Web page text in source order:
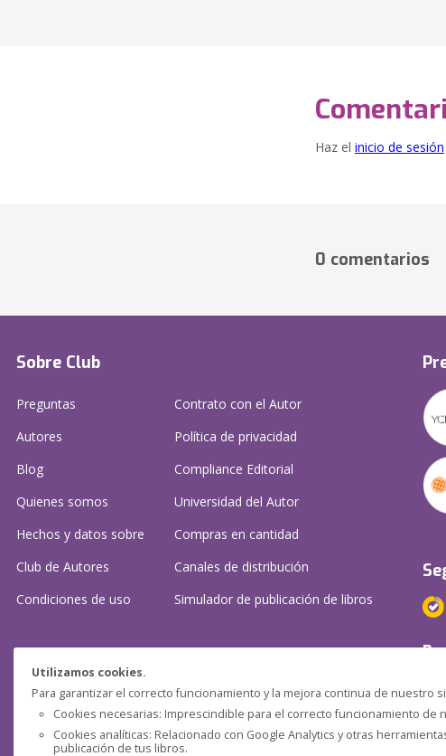
Utilizamos cookies.
Para garantizar el correcto funcionamiento y la mejora continua de nuestro
Cookies necesarias: Imprescindible para el correcto funcionamiento
Cookies analíticas: Relacionado con Google Analytics y otras
publicación de tus libros.
Haz el inicio de sesión
0 comentarios
Sobre Club
Preguntas
Autores
Blog
Quienes somos
Hechos y datos sobre
Club de Autores
Condiciones de uso
Contrato con el Autor
Política de privacidad
Compliance Editorial
Universidad del Autor
Compras en cantidad
Canales de distribución
Simulador de publicación de libros
¿Necesitas ayuda?
Preguntas frecuentes
Contacta con nosotros: (contacto@clubdeautores.com )